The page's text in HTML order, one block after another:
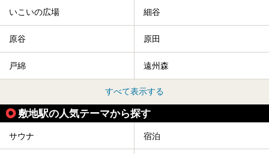
いこいの広場 細谷
原谷 原田
戸綿 遠州森
すべて表示する
敷地駅の人気テーマから探す
サウナ 宿泊